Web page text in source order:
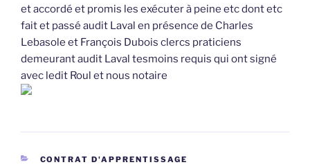
et accordé et promis les exécuter à peine etc dont etc
fait et passé audit Laval en présence de Charles
Lebasole et François Dubois clercs praticiens
demeurant audit Laval tesmoins requis qui ont signé
avec ledit Roul et nous notaire
CATÉGORIES
CONTRAT D'APPRENTISSAGE